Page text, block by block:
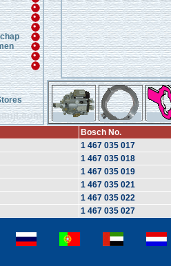
Bosch No.
1 467 035 017
1 467 035 018
1 467 035 019
1 467 035 021
1 467 035 022
1 467 035 027